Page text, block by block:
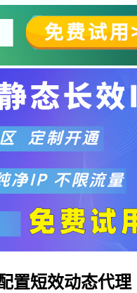
置短效动态代理